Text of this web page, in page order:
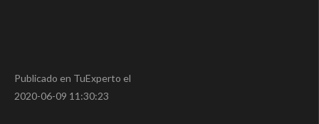
Publicado en TuExperto el
2020-06-09 11:30:23